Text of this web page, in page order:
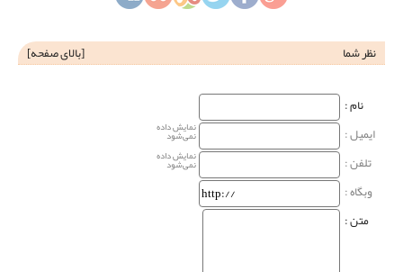
نظر شما [بالای صفحه]
نام‌ :
ایمیل :
نمایش داده
نمی‌شود
تلفن : نمایش داده
نمی‌شود
وبگاه‌ :
متن :